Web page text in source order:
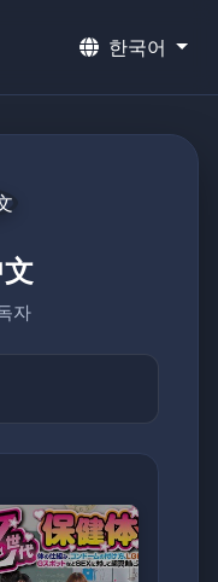
한국어
자